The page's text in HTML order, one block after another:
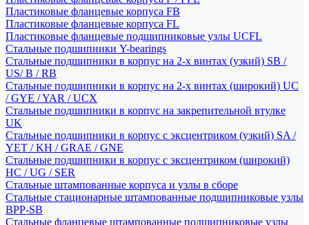
Пластиковые фланцевые корпуса FB
Пластиковые фланцевые корпуса FL
Пластиковые фланцевые подшипниковые узлы UCFL
Стальные подшипники Y-bearings
Стальные подшипники в корпус на 2-х винтах (узкий) SB /
US/ B / RB
Стальные подшипники в корпус на 2-х винтах (широкий) UC
/ GYE / YAR / UCX
Стальные подшипники в корпус на закрепительной втулке
UK
Стальные подшипники в корпус с эксцентриком (узкий) SA /
YET / KH / GRAE / GNE
Стальные подшипники в корпус с эксцентриком (широкий)
HC / UG / SER
Стальные штампованные корпуса и узлы в сборе
Стальные стационарные штампованные подшипниковые узлы
BPP-SB
Стальные фланцевые штампованные подшипниковые узлы